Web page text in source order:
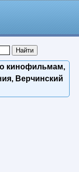
кинофильмам,
Верчинский